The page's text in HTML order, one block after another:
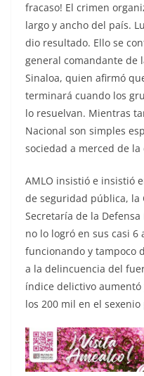
fracaso! El crimen
largo y ancho del país.
dio resultado. Ello se
general comandante de
Sinaloa, quien afirmó
terminará cuando los
lo resuelvan. Mientras
Nacional son simples
sociedad a merced de
AMLO insistió e insistió
de seguridad pública, la
Secretaría de la
no lo logró en sus casi 6
funcionando y tampoco
a la delincuencia del
índice delictivo
los 200 mil en el